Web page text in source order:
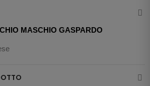
MASCHIO GASPARDO